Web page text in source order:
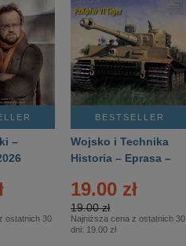
–
ostatnich 30
BESTSELLER
Wojsko i Technika
Historia – Eprasa –
19.00 zł
19.00 zł
Najniższa cena z ostatnich 30
dni: 19.00 zł